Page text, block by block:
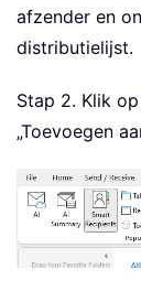
afzender en
distributielijst.
Stap 2. Klik
„Toevoegen